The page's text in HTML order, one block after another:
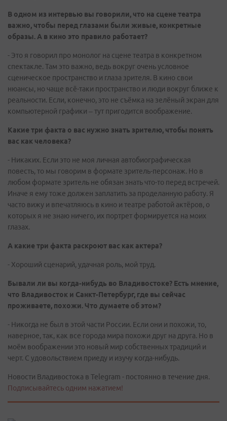
В одном из интервью вы говорили, что на сцене театра
важно, чтобы перед глазами были живые, конкретные
образы. А в кино это правило работает?
- Это я говорил про монолог на сцене театра в конкретном
спектакле. Там это важно, ведь вокруг очень условное
сценическое пространство и глаза зрителя. В кино свои
нюансы, но чаще всё-таки пространство и люди вокруг ближе к
реальности. Если, конечно, это не съёмка на зелёный экран для
компьютерной графики – тут пригодится воображение.
Какие три факта о вас нужно знать зрителю, чтобы понять
вас как человека?
- Никаких. Если это не моя личная автобиографическая
повесть, то мы говорим в формате зритель-персонаж. Но в
любом формате зритель не обязан знать что-то перед встречей.
Иначе я ему тоже должен заплатить за проделанную работу. Я
часто вижу и впечатляюсь в кино и театре работой актёров, о
которых я не знаю ничего, их портрет формируется на моих
глазах.
А какие три факта раскроют вас как актера?
- Хороший сценарий, удачная роль, мой труд.
Бывали ли вы когда-нибудь во Владивостоке? Есть мнение,
что Владивосток и Санкт-Петербург, где вы сейчас
проживаете, похожи. Что думаете об этом?
- Никогда не был в этой части России. Если они и похожи, то,
наверное, так, как все города мира похожи друг на друга. Но в
моём воображении это новый мир собственных традиций и
черт. С удовольствием приеду и изучу когда-нибудь.
Новости Владивостока в Telegram - постоянно в течение дня.
Подписывайтесь одним нажатием!